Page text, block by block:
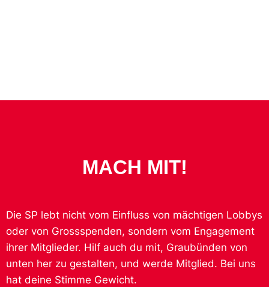
MACH MIT!
Die SP lebt nicht vom Einfluss von mächtigen Lobbys
oder von Grossspenden, sondern vom Engagement
ihrer Mitglieder. Hilf auch du mit, Graubünden von
unten her zu gestalten, und werde Mitglied. Bei uns
hat deine Stimme Gewicht.